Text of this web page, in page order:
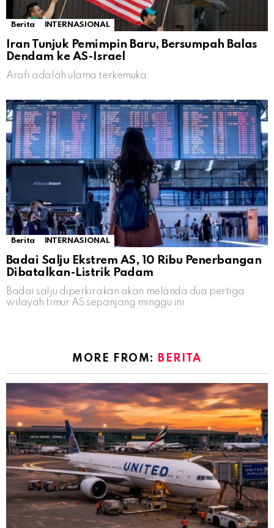
Berita INTERNASIONAL
Iran Tunjuk Pemimpin Baru, Bersumpah Balas
Dendam ke AS-Israel
Arafi adalah ulama terkemuka
Berita INTERNASIONAL
Badai Salju Ekstrem AS, 10 Ribu Penerbangan
Dibatalkan-Listrik Padam
Badai salju diperkirakan akan melanda dua pertiga
wilayah timur AS sepanjang minggu ini
MORE FROM: BERITA